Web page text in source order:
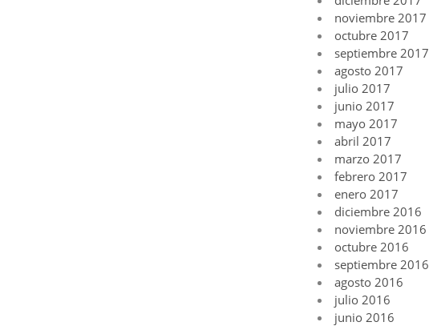
noviembre 2017
octubre 2017
septiembre 2017
agosto 2017
julio 2017
junio 2017
mayo 2017
abril 2017
marzo 2017
febrero 2017
enero 2017
diciembre 2016
noviembre 2016
octubre 2016
septiembre 2016
agosto 2016
julio 2016
junio 2016